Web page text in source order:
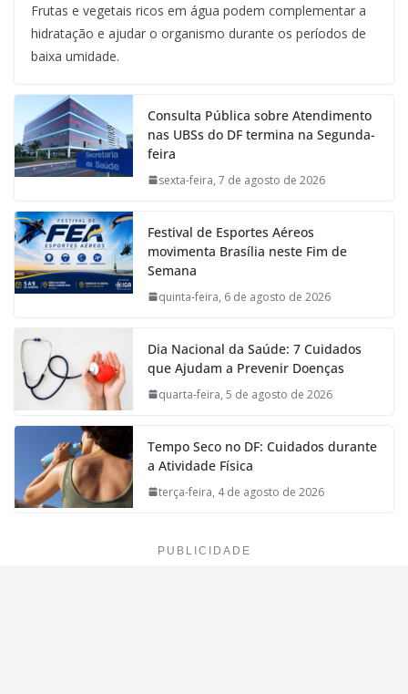
Frutas e vegetais ricos em água podem complementar a
hidratação e ajudar o organismo durante os períodos de
baixa umidade.
Consulta Pública sobre Atendimento
nas UBSs do DF termina na Segunda-
feira
sexta-feira, 7 de agosto de 2026
Festival de Esportes Aéreos
movimenta Brasília neste Fim de
Semana
quinta-feira, 6 de agosto de 2026
Dia Nacional da Saúde: 7 Cuidados
que Ajudam a Prevenir Doenças
quarta-feira, 5 de agosto de 2026
Tempo Seco no DF: Cuidados durante
a Atividade Física
terça-feira, 4 de agosto de 2026
PUBLICIDADE